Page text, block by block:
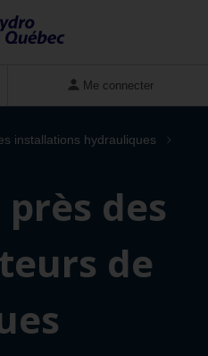
Me connecter
installations hydrauliques
des
de